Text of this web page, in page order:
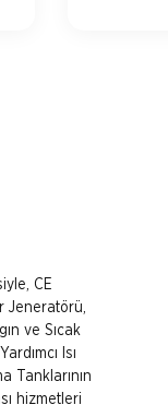
CE
Jeneratörü,
ve Sıcak
Isı
Tanklarının
hizmetleri